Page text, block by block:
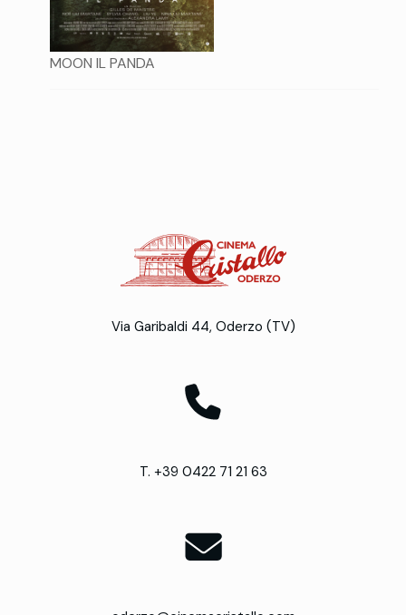
MOON IL PANDA
Via Garibaldi 44, Oderzo (TV)
T. +39 0422 71 21 63